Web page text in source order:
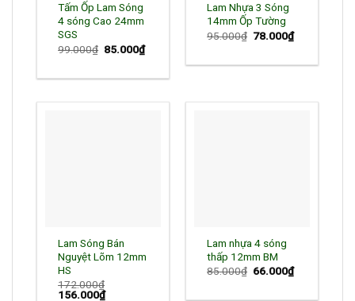
Tấm Ốp Lam Sóng
4 sóng Cao 24mm
SGS
99.000₫ Giá
99.000₫.
85.000₫Giá
hiện
là:
Lam Nhựa 3 Sóng
14mm Ốp Tường
95.000₫ Giá
95.000₫.
78.000₫Giá
hiện
là:
Lam Sóng Bán
Nguyệt Lõm 12mm
HS
172.000₫
Giá
156.000₫Giá
Lam nhựa 4 sóng
thấp 12mm BM
85.000₫ Giá
66.000₫Giá
hiện